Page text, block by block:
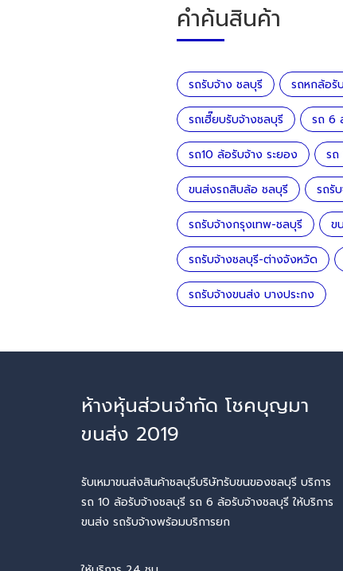
คำค้นสินค้า
รถรับจ้าง ชลบุรี รถหกล้อรั
รถเฮี๊ยบรับจ้างชลบุรี รถ 6
รถ10 ล้อรับจ้าง ระยอง รถ
ขนส่งรถสิบล้อ ชลบุรี รถรั
รถรับจ้างกรุงเทพ-ชลบุรี ข
รถรับจ้างชลบุรี-ต่างจังหวัด
รถรับจ้างขนส่ง บางประกง
ห้างหุ้นส่วนจำกัด โชคบุญมา
ขนส่ง 2019
รับเหมาขนส่งสินค้าชลบุรีบริษัทรับขนของชลบุรี บริการ
รถ 10 ล้อรับจ้างชลบุรี รถ 6 ล้อรับจ้างชลบุรี ให้บริการ
ขนส่ง รถรับจ้างพร้อมบริการยก